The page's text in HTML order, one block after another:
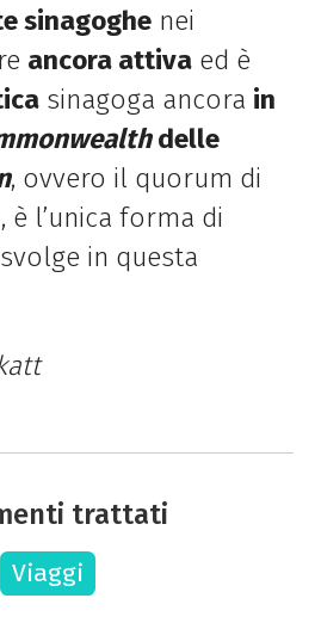
sinagoghenei
ancora attivaed è
sinagoga ancora in
delle
, ovvero il quorum di
è l’unica forma di
in questa
trattati
Viaggi